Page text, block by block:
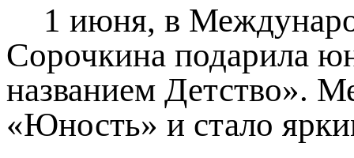
1 июня, в
Сорочкина подарила
названием Детство».
«Юность» и стало